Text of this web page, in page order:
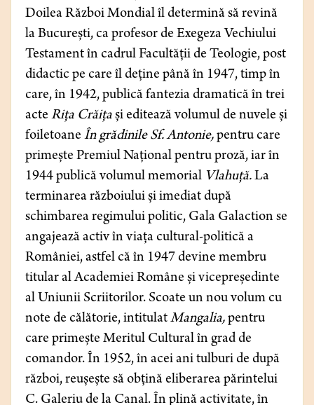
Doilea Război Mondial îl determină să revină
la București, ca profesor de Exegeza Vechiului
Testament în cadrul Facultății de Teologie, post
didactic pe care îl deține până în 1947, timp în
care, în 1942, publică fantezia dramatică în trei
acte Rița Crăițași editează volumul de nuvele și
foiletoane În grădinile Sf. Antonie,pentru care
primește Premiul Național pentru proză, iar în
1944 publică volumul memorial Vlahuță.La
terminarea războiului și imediat după
schimbarea regimului politic, Gala Galaction se
angajează activ în viața cultural-politică a
României, astfel că în 1947 devine membru
titular al Academiei Române și vicepreședinte
al Uniunii Scriitorilor. Scoate un nou volum cu
note de călătorie, intitulatMangalia,pentru
care primește Meritul Cultural în grad de
comandor. În 1952, în acei ani tulburi de după
război, reușește să obțină eliberarea părintelui
C. Galeriu de la Canal. În plină activitate, în